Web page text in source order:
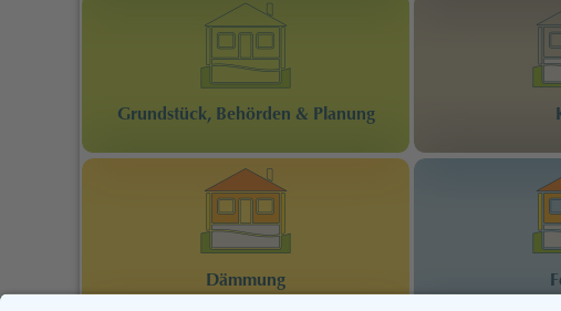
Grundstück, Behörden & Planung
Dämmung